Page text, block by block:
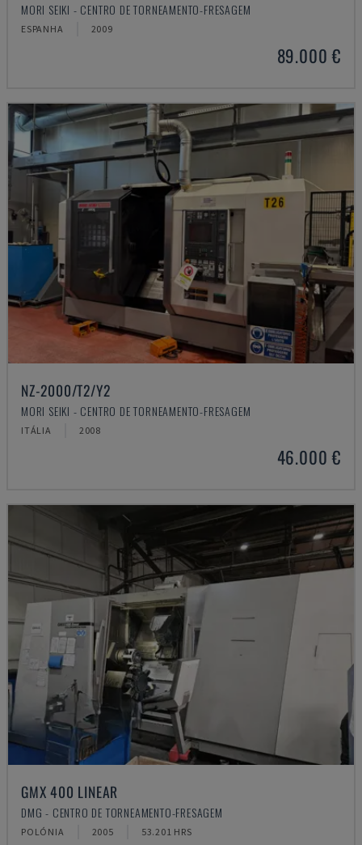
MORI SEIKI - CENTRO DE TORNEAMENTO-FRESAGEM
ESPANHA 2009
89.000 €
NZ-2000/T2/Y2
MORI SEIKI - CENTRO DE TORNEAMENTO-FRESAGEM
ITÁLIA 2008
46.000 €
GMX 400 LINEAR
DMG - CENTRO DE TORNEAMENTO-FRESAGEM
POLÓNIA 2005 53.201 HRS